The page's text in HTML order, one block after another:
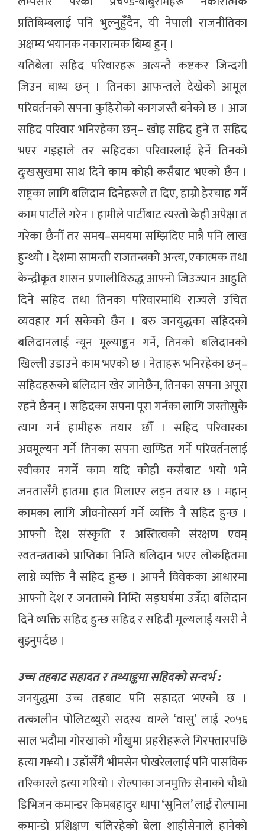
प्रतिबिम्बलाई पनि भुल्नुहुँदैन, यी नेपाली राजनीतिका
अक्षम्य भयानक नकारात्मक बिम्ब हुन् ।
यतिबेला सहिद परिवारहरू अत्यन्तै कष्टकर जिन्दगी
जिउन बाध्य छन् । तिनका आफन्तले देखेको आमूल
परिवर्तनको सपना कुहिरोको कागजस्तै बनेको छ । आज
सहिद परिवार भनिरहेका छन्– खोइ सहिद हुने त सहिद
भएर गइहाले तर सहिदका परिवारलाई हेर्ने तिनको
दुःखसुखमा साथ दिने काम कोही कसैबाट भएको छैन ।
राष्ट्रका लागि बलिदान दिनेहरूले त दिए, हाम्रो हेरचाह गर्ने
काम पार्टीले गरेन । हामीले पार्टीबाट त्यस्तो केही अपेक्षा त
गरेका छैनौँ तर समय–समयमा सम्झिदिए मात्रै पनि लाख
हुन्थ्यो । देशमा सामन्ती राजतन्त्रको अन्त्य, एकात्मक तथा
केन्द्रीकृत शासन प्रणालीविरुद्ध आफ्नो जिउज्यान आहुति
दिने सहिद तथा तिनका परिवारमाथि राज्यले उचित
व्यवहार गर्न सकेको छैन । बरु जनयुद्धका सहिदको
बलिदानलाई न्यून मूल्याङ्कन गर्ने, तिनको बलिदानको
खिल्ली उडाउने काम भएको छ । नेताहरू भनिरहेका छन्–
सहिदहरूको बलिदान खेर जानेछैन, तिनका सपना अपूरा
रहने छैनन् । सहिदका सपना पूरा गर्नका लागि जस्तोसुकै
त्याग गर्न हामीहरू तयार छौँ । सहिद परिवारका
अवमूल्यन गर्ने तिनका सपना खण्डित गर्ने परिवर्तनलाई
स्वीकार नगर्ने काम यदि कोही कसैबाट भयो भने
जनतासँगै हातमा हात मिलाएर लड्न तयार छ । महान्
कामका लागि जीवनोत्सर्ग गर्ने व्यक्ति नै सहिद हुन्छ ।
आफ्नो देश संस्कृति र अस्तित्वको संरक्षण एवम्
स्वतन्त्रताको प्राप्तिका निम्ति बलिदान भएर लोकहितमा
लाग्ने व्यक्ति नै सहिद हुन्छ । आफ्नै विवेकका आधारमा
आफ्नो देश र जनताको निम्ति सङ्घर्षमा उत्रँदा बलिदान
दिने व्यक्ति सहिद हुन्छ सहिद र सहिदी मूल्यलाई यसरी नै
बुझ्नुपर्दछ ।
उच्च तहबाट सहादत र तथ्याङ्कमा सहिदको सन्दर्भ :
जनयुद्धमा उच्च तहबाट पनि सहादत भएको छ ।
तत्कालीन पोलिटब्युरो सदस्य वाग्ले ‘वासु’ लाई २०५६
साल भदौमा गोरखाको गाँखुमा प्रहरीहरूले गिरफ्तारपछि
हत्या ग¥यो । उहाँसँगै भीमसेन पोखरेललाई पनि पासविक
तरिकारले हत्या गरियो । रोल्पाका जनमुक्ति सेनाको चौथो
डिभिजन कमान्डर किमबहादुर थापा ‘सुनिल’ लाई रोल्पामा
कमान्डो प्रशिक्षण चलिरहेको बेला शाहीसेनाले हानेको